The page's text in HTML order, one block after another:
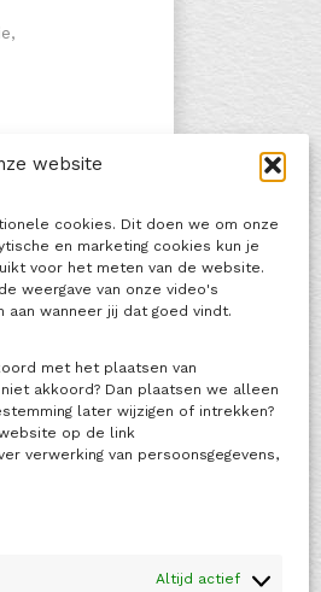
website
cookies. Dit doen we om onze
en marketing cookies kun je
voor het meten van de website.
weergave van onze video's
wanneer jij dat goed vindt.
met het plaatsen van
akkoord? Dan plaatsen we alleen
later wijzigen of intrekken?
op de link
verwerking van persoonsgegevens,
Altijd actief